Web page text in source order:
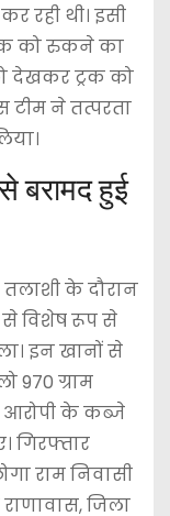
रही थी। इसी
को रुकने का
देखकर ट्रक को
टीम ने तत्परता
बरामद हुई
के दौरान
विशेष रूप से
इन खानों से
970 ग्राम
के कब्जे
गिरफ्तार
राम निवासी
जिला